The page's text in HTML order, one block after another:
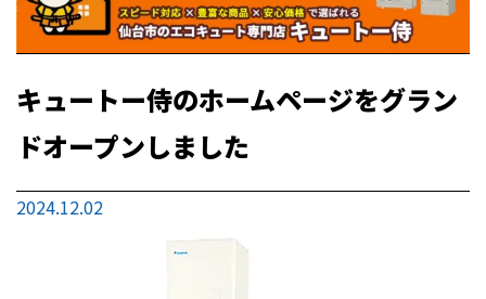
キュートー侍のホームページをグラン
ドオープンしました
2024.12.02